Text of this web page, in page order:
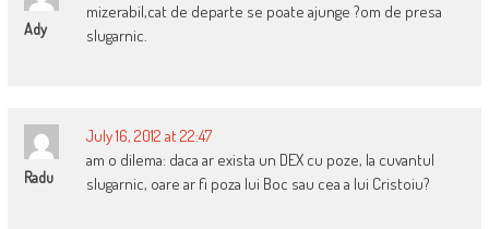
Ady
mizerabil,cat de departe se poate ajunge ?om de presa
slugarnic.
Radu
July 16, 2012 at 22:47
am o dilema: daca ar exista un DEX cu poze, la cuvantul
slugarnic, oare ar fi poza lui Boc sau cea a lui Cristoiu?